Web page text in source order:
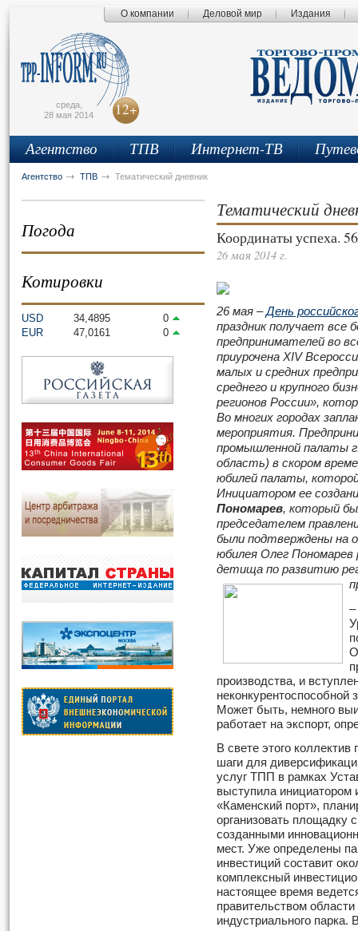
О компании Деловой мир Издания
среда,
28 мая 2014
12+
Агентство ТПВ Интернет-ТВ
Агентство ТПВ Тематический дневник
Погода
Котировки
USD 34,4895
0
EUR
47,0161 0
Тематический
Координаты успеха.
26 мая 2014 г.
26 мая –День
праздник получает все
предпринимателей во
приурочена XIV
малых и средних
среднего и крупного
регионов России»,
Во многих городах
мероприятия.
промышленной палаты
область) в скором
юбилей палаты,
Инициатором ее
Пономарев, который
председателем
были подтверждены на
юбилея Олег Пономарев
детища по развитию
–
производства, и
неконкурентоспособной
Может быть, немного
работает на экспорт,
В свете этого
шаги для
услуг ТПП в рамках
выступила
«Каменский порт»,
организовать площадку
созданными
мест. Уже определены
инвестиций составит
комплексный
настоящее время
правительством
индустриального парка.